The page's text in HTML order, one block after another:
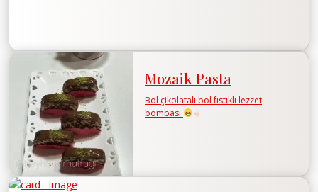
Mozaik Pasta
Bol çikolatalı bol fıstıklı lezzet
bombası